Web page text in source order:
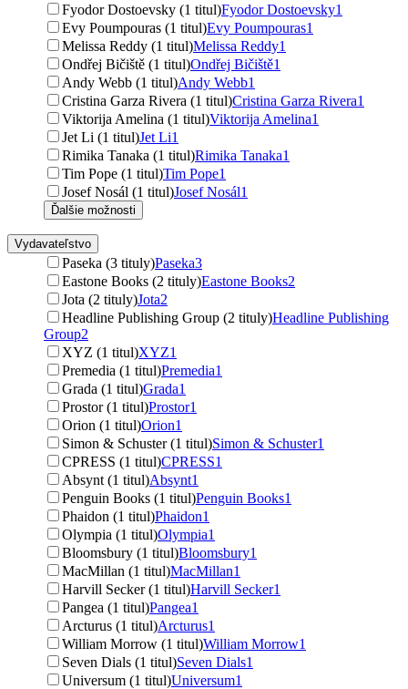
Fyodor Dostoevsky (1 titul)Fyodor Dostoevsky1
Evy Poumpouras (1 titul)Evy Poumpouras1
Melissa Reddy (1 titul)Melissa Reddy1
Ondřej Bičiště (1 titul)Ondřej Bičiště1
Andy Webb (1 titul)Andy Webb1
Cristina Garza Rivera (1 titul)Cristina Garza Rivera1
Viktorija Amelina (1 titul)Viktorija Amelina1
Jet Li (1 titul)Jet Li1
Rimika Tanaka (1 titul)Rimika Tanaka1
Tim Pope (1 titul)Tim Pope1
Josef Nosál (1 titul)Josef Nosál1
Ďalšie možnosti
Vydavateľstvo
Paseka (3 tituly)Paseka3
Eastone Books (2 tituly)Eastone Books2
Jota (2 tituly)Jota2
Headline Publishing Group (2 tituly)Headline Publishing
Group2
XYZ (1 titul)XYZ1
Premedia (1 titul)Premedia1
Grada (1 titul)Grada1
Prostor (1 titul)Prostor1
Orion (1 titul)Orion1
Simon & Schuster (1 titul)Simon & Schuster1
CPRESS (1 titul)CPRESS1
Absynt (1 titul)Absynt1
Penguin Books (1 titul)Penguin Books1
Phaidon (1 titul)Phaidon1
Olympia (1 titul)Olympia1
Bloomsbury (1 titul)Bloomsbury1
MacMillan (1 titul)MacMillan1
Harvill Secker (1 titul)Harvill Secker1
Pangea (1 titul)Pangea1
Arcturus (1 titul)Arcturus1
William Morrow (1 titul)William Morrow1
Seven Dials (1 titul)Seven Dials1
Universum (1 titul)Universum1